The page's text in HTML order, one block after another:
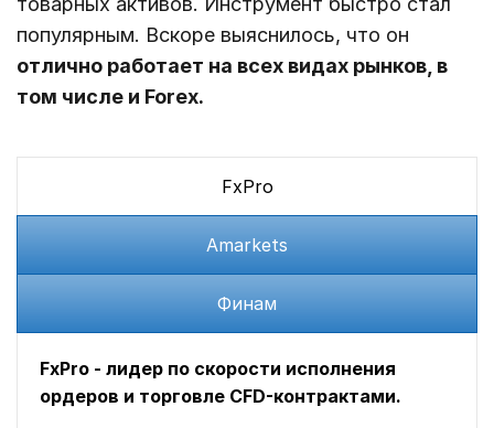
популярным. Вскоре выяснилось, что он
отлично работает на всех видах рынков, в
том числе и Forex.
FxPro
Amarkets
Финам
FxPro - лидер по скорости исполнения
ордеров и торговле CFD-контрактами.